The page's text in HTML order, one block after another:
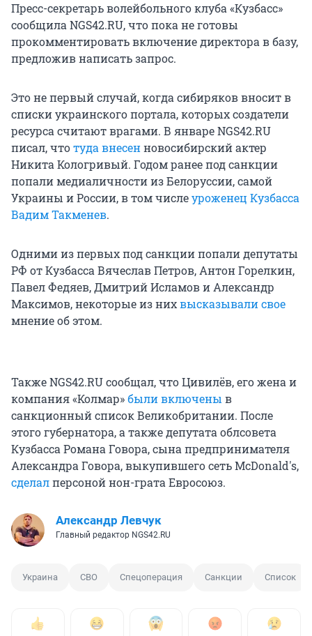
Пресс-секретарь волейбольного клуба «Кузбасс»
сообщила NGS42.RU, что пока не готовы
прокомментировать включение директора в базу,
предложив написать запрос.
Это не первый случай, когда сибиряков вносит в
списки украинского портала, которых создатели
ресурса считают врагами. В январе NGS42.RU
писал, чтотуда внесенновосибирский актер
Никита Кологривый. Годом ранее под санкции
попали медиаличности из Белоруссии, самой
Украины и России, в том числеуроженец Кузбасса
Вадим Такменев.
Одними из первых под санкции попали депутаты
РФ от Кузбасса Вячеслав Петров, Антон Горелкин,
Павел Федяев, Дмитрий Исламов и Александр
Максимов, некоторые из нихвысказывали свое
мнение об этом.
Также NGS42.RU сообщал, что Цивилёв, его жена и
компания «Колмар»были включены в
санкционный список Великобритании. После
этого губернатора, а также депутата облсовета
Кузбасса Романа Говора, сына предпринимателя
Александра Говора, выкупившего сеть McDonald's,
сделалперсоной нон-грата Евросоюз.
Александр Левчук
Главный редактор NGS42.RU
Украина СВО Спецоперация Санкции Список